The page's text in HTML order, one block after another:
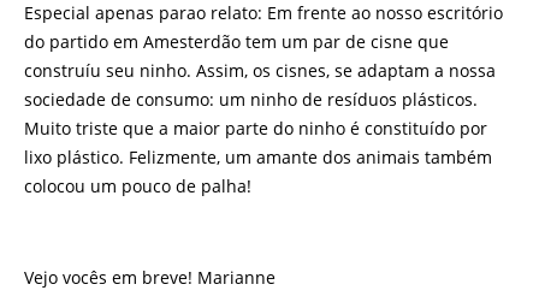
Especial apenas parao relato: Em frente ao nosso escritório
do partido em Amesterdão tem um par de cisne que
construíu seu ninho. Assim, os cisnes, se adaptam a nossa
sociedade de consumo: um ninho de resíduos plásticos.
Muito triste que a maior parte do ninho é constituído por
lixo plástico. Felizmente, um amante dos animais também
colocou um pouco de palha!
Vejo vocês em breve! Marianne